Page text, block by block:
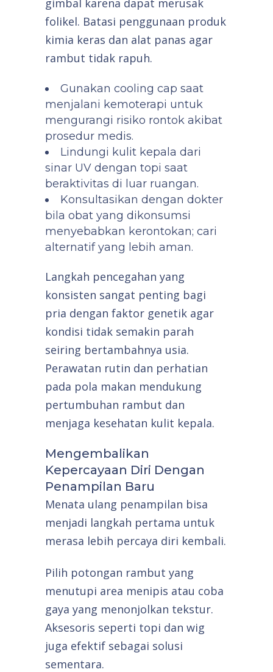
gimbal karena dapat merusak
folikel. Batasi penggunaan produk
kimia keras dan alat panas agar
rambut tidak rapuh.
Gunakan cooling cap saat
menjalani kemoterapi untuk
mengurangi risiko rontok akibat
prosedur medis.
Lindungi kulit kepala dari
sinar UV dengan topi saat
beraktivitas di luar ruangan.
Konsultasikan dengan dokter
bila obat yang dikonsumsi
menyebabkan kerontokan; cari
alternatif yang lebih aman.
Langkah pencegahan yang
konsisten sangat penting bagi
pria dengan faktor genetik agar
kondisi tidak semakin parah
seiring bertambahnya usia.
Perawatan rutin dan perhatian
pada pola makan mendukung
pertumbuhan rambut dan
menjaga kesehatan kulit kepala.
Mengembalikan
Kepercayaan Diri Dengan
Penampilan Baru
Menata ulang penampilan bisa
menjadi langkah pertama untuk
merasa lebih percaya diri kembali.
Pilih potongan rambut yang
menutupi area menipis atau coba
gaya yang menonjolkan tekstur.
Aksesoris seperti topi dan wig
juga efektif sebagai solusi
sementara.